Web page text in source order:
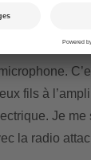
le
un
fils à
Je
la radio